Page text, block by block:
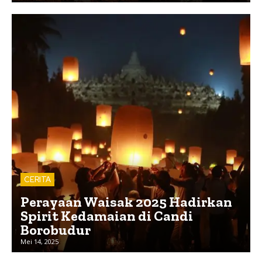
CERITA
Perayaan Waisak 2025 Hadirkan
Spirit Kedamaian di Candi
Borobudur
Mei 14, 2025